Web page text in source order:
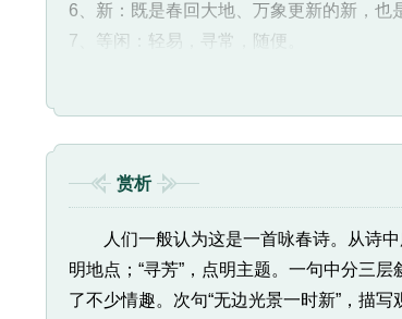
6、新：既是春回大地、万象更新的新，也
7、等闲：轻易，寻常，随便。
赏析
人们一般认为这是一首咏春诗。从诗中所
明地点；“寻芳”，点明主题。一句中分三
了不少情趣。次句“无边光景一时新”，描